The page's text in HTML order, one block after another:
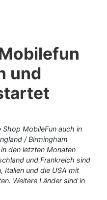
und
MobileFun auch in
/ Birmingham
den letzten Monaten
und Frankreich sind
Italien und die USA mit
Weitere Länder sind in